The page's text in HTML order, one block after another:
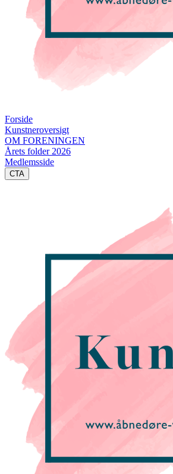
Forside
Kunstneroversigt
OM FORENINGEN
Årets folder 2026
Medlemsside
CTA